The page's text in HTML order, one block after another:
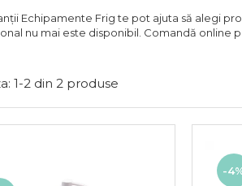
Echipamente Frig te pot ajuta să alegi
nu mai este disponibil. Comandă online
1-2din 2 produse
-